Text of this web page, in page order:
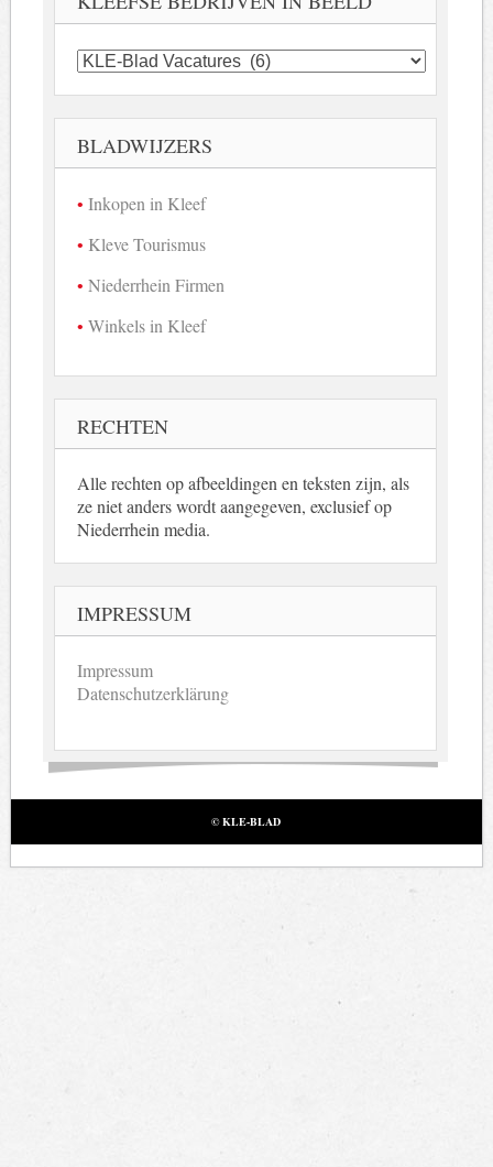
Kleefse
bedrijven
beeld
BLADWIJZERS
Inkopen in Kleef
Kleve Tourismus
Niederrhein Firmen
Winkels in Kleef
RECHTEN
Alle rechten op afbeeldingen en teksten zijn, als
ze niet anders wordt aangegeven, exclusief op
Niederrhein media.
IMPRESSUM
Impressum
Datenschutzerklärung
© KLE-BLAD